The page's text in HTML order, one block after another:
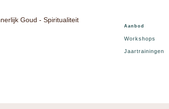
Aanbod
Workshops
Jaartrainingen